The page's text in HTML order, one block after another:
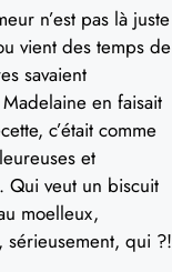
n’est pas là juste
vient des temps de
savaient
en faisait
c’était comme
et
Qui veut un biscuit
moelleux,
qui ?!